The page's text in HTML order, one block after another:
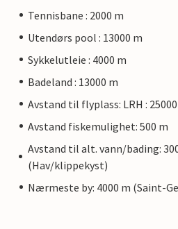
Tennisbane : 2000 m
Utendørs pool : 13000 m
Sykkelutleie : 4000 m
Badeland : 13000 m
Avstand til flyplass: LRH :
Avstand fiskemulighet: 500 m
Avstand til alt. vann/bading:
(Hav/klippekyst)
Nærmeste by: 4000 m (Saint-